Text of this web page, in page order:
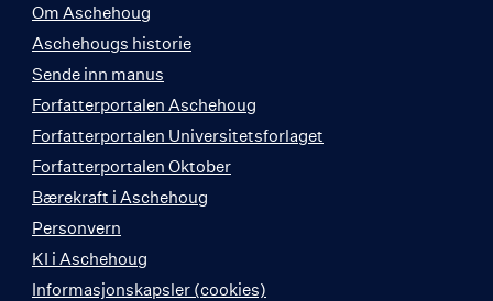
Om Aschehoug
Aschehougs historie
Sende inn manus
Forfatterportalen Aschehoug
Forfatterportalen Universitetsforlaget
Forfatterportalen Oktober
Bærekraft i Aschehoug
Personvern
KI i Aschehoug
Informasjonskapsler (cookies)